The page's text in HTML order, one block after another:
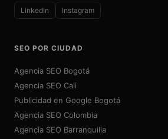
LinkedIn Instagram
SEO POR CIUDAD
Agencia SEO Bogotá
Agencia SEO Cali
Publicidad en Google Bogotá
Agencia SEO Colombia
Agencia SEO Barranquilla